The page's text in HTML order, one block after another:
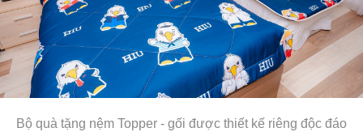
Bộ quà tặng nệm Topper - gối được thiết kế riêng độc đáo